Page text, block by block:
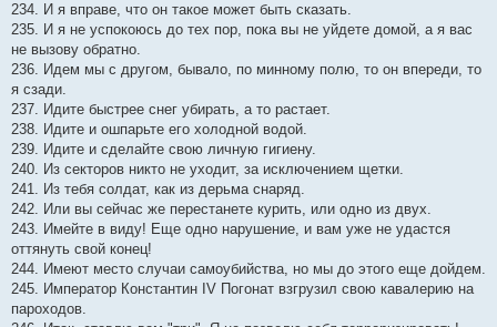
234. И я вправе, что он такое может быть сказать.
235. И я не успокоюсь до тех пор, пока вы не уйдете домой, а я вас
не вызову обратно.
236. Идем мы с другом, бывало, по минному полю, то он впереди, то
я сзади.
237. Идите быстрее снег убирать, а то растает.
238. Идите и ошпарьте его холодной водой.
239. Идите и сделайте свою личную гигиену.
240. Из секторов никто не уходит, за исключением щетки.
241. Из тебя солдат, как из дерьма снаряд.
242. Или вы сейчас же перестанете курить, или одно из двух.
243. Имейте в виду! Еще одно нарушение, и вам уже не удастся
оттянуть свой конец!
244. Имеют место случаи самоубийства, но мы до этого еще дойдем.
245. Император Константин IV Погонат взгрузил свою кавалерию на
пароходов.